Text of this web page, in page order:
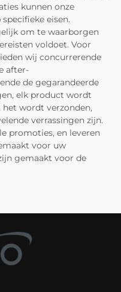
kunnen onze
eisen.
om te waarborgen
voldoet. Voor
wij concurrerende
after-
de gegarandeerde
elk product wordt
wordt verzonden,
verrassingen zijn.
promoties, en leveren
voor uw
gemaakt voor de